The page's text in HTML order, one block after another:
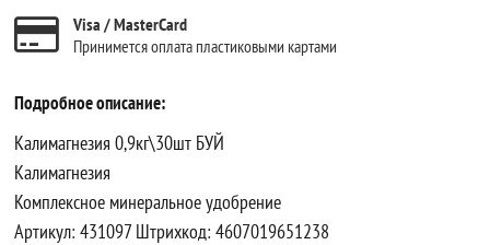
Visa / MasterCard
Принимется оплата пластиковыми картами
Подробное описание:
Калимагнезия 0,9кг\30шт БУЙ
Калимагнезия
Комплексное минеральное удобрение
Артикул: 431097 Штрихкод: 4607019651238